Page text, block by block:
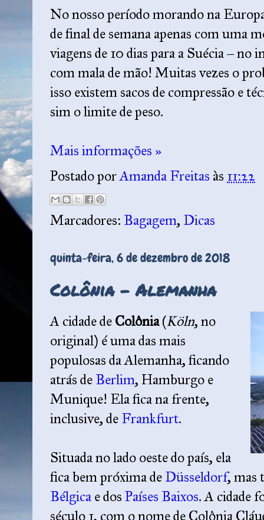
No nosso período morando na
de final de semana apenas com uma
viagens de 10 dias para a Suécia – no
com mala de mão! Muitas vezes o
isso existem sacos de compressão e
sim o limite de peso.
Mais informações »
Postado porAmanda Freitas às 11:22
Marcadores: Bagagem, Dicas
quinta-feira, 6 de dezembro de 2018
Colônia – Alemanha
A cidade de Colônia(Köln, no
original) é uma das mais
populosas da Alemanha, ficando
atrás de Berlim, Hamburgo e
Munique! Ela fica na frente,
inclusive, de Frankfurt.
Situada no lado oeste do país, ela
fica bem próxima de Düsseldorf, mas
Bélgica e dos Países Baixos. A cidade
século 1, com o nome de Colônia